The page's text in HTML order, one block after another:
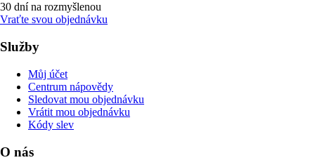
30 dní na rozmyšlenou
Vraťte svou objednávku
Služby
Můj účet
Centrum nápovědy
Sledovat mou objednávku
Vrátit mou objednávku
Kódy slev
O nás